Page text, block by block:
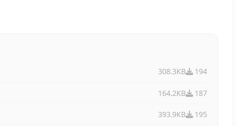
308.3KB 194
164.2KB 187
393.9KB 195